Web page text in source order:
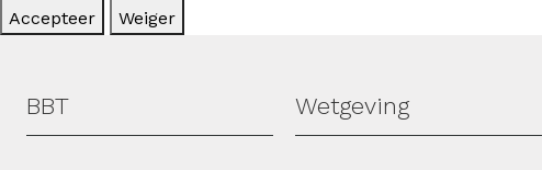
Accepteer Weiger
Hoofdmenu
BBT Wetgeving